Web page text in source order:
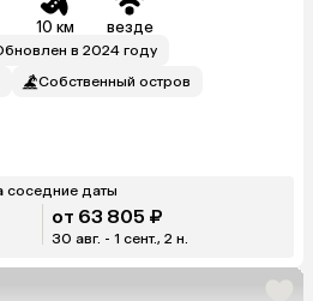
10 км везде
в 2024 году
Собственный остров
соседние даты
от 63 805 ₽
30 авг. - 1 сент., 2 н.